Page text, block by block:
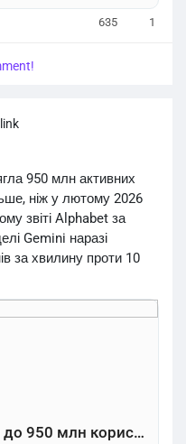
635 1
950 млн активних
ніж у лютому 2026
звіті Alphabet за
Gemini наразі
за хвилину проти 10
версію Gemini
90% компаній зі
Cloud за квартал зріс
Аудиторія Gemini зросла до 950 млн користувачів – Channel Tech